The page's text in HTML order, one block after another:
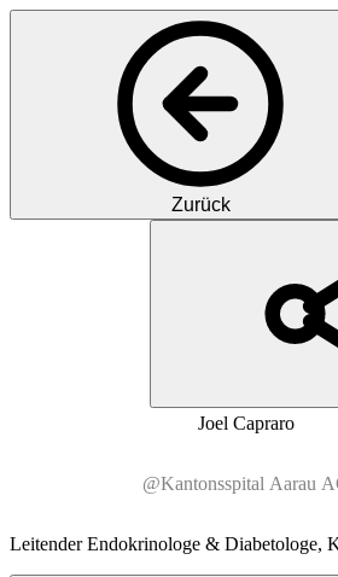
Zurück
Joel Capraro
@Kantonsspital Aarau
Leitender Endokrinologe & Diabetologe,